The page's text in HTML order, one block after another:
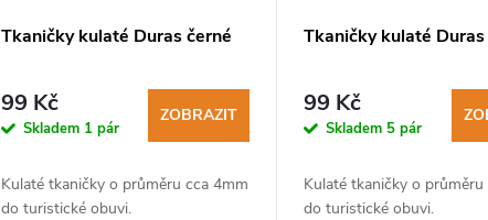
Tkaničky kulaté Duras černé
99 Kč
Skladem 1 pár
ZOBRAZIT
Kulaté tkaničky o průměru cca 4mm
do turistické obuvi.
Tkaničky kulaté
99 Kč
Skladem 5 pár
Kulaté tkaničky o průměru
do turistické obuvi.